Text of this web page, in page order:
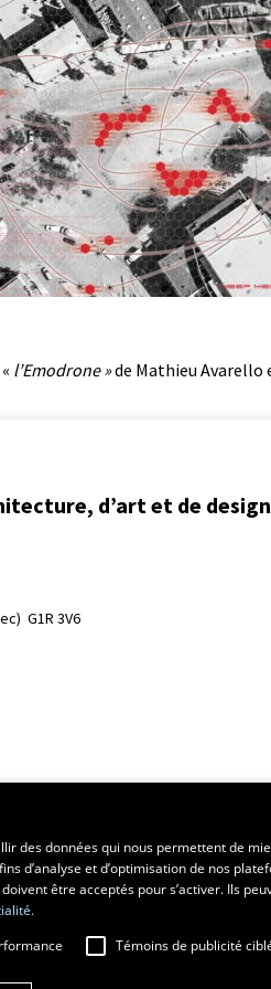
l’Emodrone »de Mathieu Avarello
d’art et de design
G1R 3V6
des données qui nous permettent de
d’analyse et d’optimisation de nos
être acceptés pour s’activer. Ils
Témoins de publicité